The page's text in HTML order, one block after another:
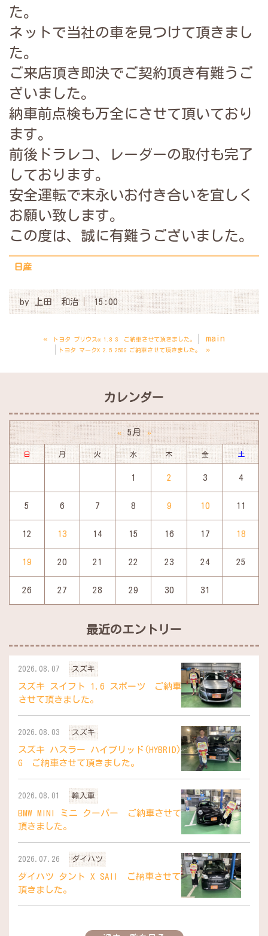
た。
ネットで当社の車を見つけて頂きまし
た。
ご来店頂き即決で ご契約頂き有難うご
ざいました。
納車前点検も万全にさせて頂いており
ます。
前後ドラレコ、レーダーの取付も完了
しております。
安全運転で末永いお付き合いを宜しく
お願い致します。
この度は、誠に有難うございました。
日産
by上田 和治 15:00
« トヨタ プリウスα 1.8 S ご納車させて頂きました。 main
トヨタ マークX 2.5 250G ご納車させて頂きました。 »
カレンダー
« 5月 »
日 月 火 水 木 金 土
1 2 3 4
5 6 7 8 9 10 11
12 13 14 15 16 17 18
19 20 21 22 23 24 25
26 27 28 29 30 31
最近のエントリー
2026.08.07 スズキ
スズキ スイフト 1.6 スポーツ ご納車
させて頂きました。
2026.08.03 スズキ
スズキ ハスラー ハイブリッド(HYBRID)
G ご納車させて頂きました。
2026.08.01 輸入車
BMW MINI ミニ クーパー ご納車させて
頂きました。
2026.07.26 ダイハツ
ダイハツ タント X SAII ご納車させて
頂きました。